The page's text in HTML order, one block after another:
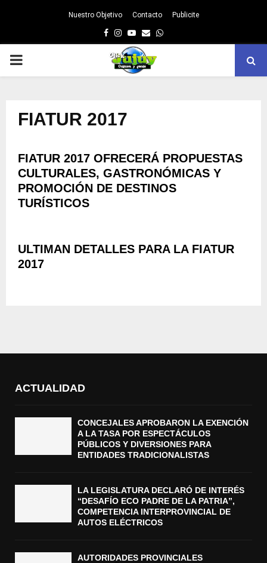
Nuestro Objetivo Contacto Publicite
Facebook
Instagram
Youtube
EmailWhatsapp
PRIMARY
FIATUR 2017
FIATUR 2017 OFRECERÁ PROPUESTAS
CULTURALES, GASTRONÓMICAS Y
PROMOCIÓN DE DESTINOS
TURÍSTICOS
ULTIMAN DETALLES PARA LA FIATUR
2017
ACTUALIDAD
CONCEJALES APROBARON LA EXENCIÓN
A LA TASA POR ESPECTÁCULOS
PÚBLICOS Y DIVERSIONES PARA
ENTIDADES TRADICIONALISTAS
LA LEGISLATURA DECLARÓ DE INTERÉS
“DESAFÍO ECO PADRE DE LA PATRIA”,
COMPETENCIA INTERPROVINCIAL DE
AUTOS ELÉCTRICOS
AUTORIDADES PROVINCIALES